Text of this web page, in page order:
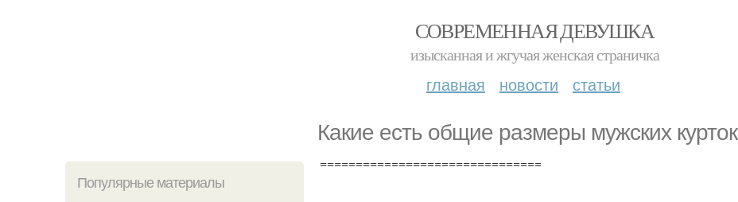
СОВРЕМЕННАЯ ДЕВУШКА
изысканная и жгучая женская страничка
главная новости статьи
Какие есть общие размеры мужских курток
Популярные материалы
===============================